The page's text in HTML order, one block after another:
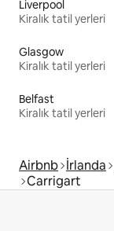
Liverpool
Kiralık tatil yerleri
Glasgow
Kiralık tatil yerleri
Belfast
Kiralık tatil yerleri
Airbnb İrlanda
Carrigart